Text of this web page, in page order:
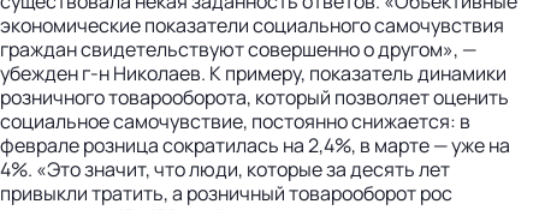
эконо­мические показатели социального само­чувствия
граждан свидетельствуют совершенно о другом», —
убежден г-н Николаев. К примеру, показатель динамики
розничного товарооборота, который позволяет оценить
социальное самочувствие, постоянно снижается: в
феврале розница сократилась на 2,4%, в марте — уже на
4%. «Это значит, что люди, которые за десять лет
привыкли тратить, а розничный товарооборот рос